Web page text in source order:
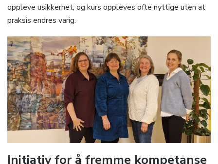
oppleve usikkerhet, og kurs oppleves ofte nyttige uten at
praksis endres varig.
Initiativ for å fremme kompetanse